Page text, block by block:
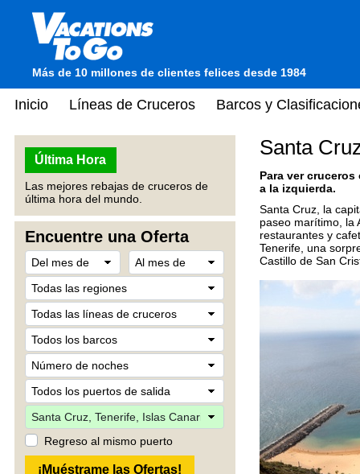
Más de 10 millones de clientes felices desde 1984
Inicio Líneas de Cruceros Barcos y
Última Hora
Las mejores rebajas de cruceros de
última hora del mundo.
Encuentre una Oferta
Regreso al mismo puerto
Santa
Para ver
a la izquierda.
Santa Cruz, la
paseo marítimo, la
restaurantes y
Tenerife, una
Castillo de San